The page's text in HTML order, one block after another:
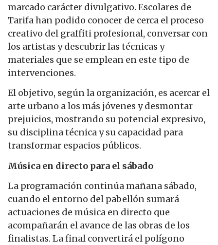
marcado carácter divulgativo. Escolares de
Tarifa han podido conocer de cerca el proceso
creativo del graffiti profesional, conversar con
los artistas y descubrir las técnicas y
materiales que se emplean en este tipo de
intervenciones.
El objetivo, según la organización, es acercar el
arte urbano a los más jóvenes y desmontar
prejuicios, mostrando su potencial expresivo,
su disciplina técnica y su capacidad para
transformar espacios públicos.
Música en directo para el sábado
La programación continúa mañana sábado,
cuando el entorno del pabellón sumará
actuaciones de música en directo que
acompañarán el avance de las obras de los
finalistas. La final convertirá el polígono